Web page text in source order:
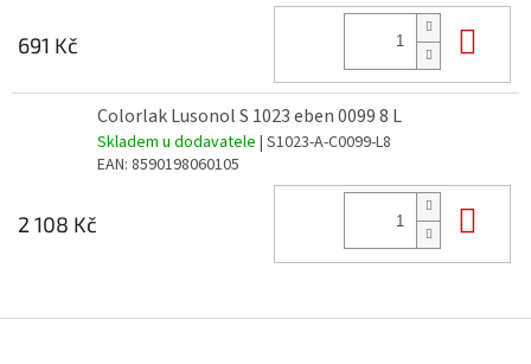
691 Kč
Colorlak Lusonol S 1023 eben 0099 8 L
Skladem u dodavatele | S1023-A-C0099-L8
EAN: 8590198060105
2 108 Kč